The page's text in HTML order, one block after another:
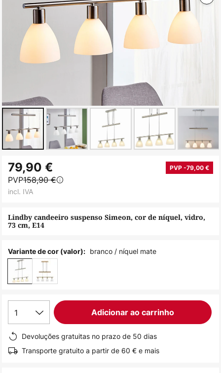
para
início
Galeria
de
Lindby candeeiro suspenso Simeon, cor de níquel, vidro,
73 cm, E14
79,90 € PVP -79,00 €
PVP158,90 €
incl. IVA
Variante de cor (valor): branco / níquel mate
1 Adicionar ao carrinho
Devoluções gratuitas no prazo de 50 dias
Transporte gratuito a partir de 60 € e mais